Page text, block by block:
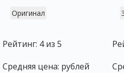
Оригинал
Рейтинг: 4 из 5
Средняя цена: рублей